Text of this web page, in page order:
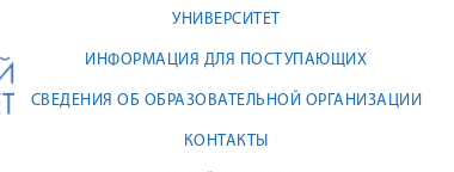
УНИВЕРСИТЕТ
ИНФОРМАЦИЯ ДЛЯ ПОСТУПАЮЩИХ
СВЕДЕНИЯ ОБ ОБРАЗОВАТЕЛЬНОЙ ОРГАНИЗАЦИИ
КОНТАКТЫ